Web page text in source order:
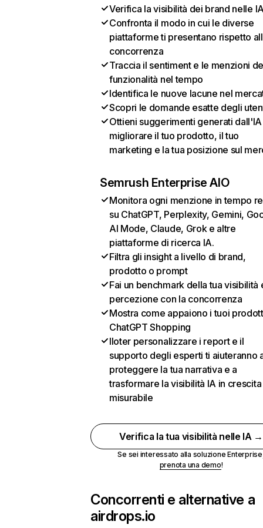
Verifica la visibilità dei brand nelle
Confronta il modo in cui le diverse
piattaforme ti presentano rispetto
concorrenza
Traccia il sentiment e le menzioni
funzionalità nel tempo
Identifica le nuove lacune nel
Scopri le domande esatte degli
Ottieni suggerimenti generati
migliorare il tuo prodotto, il tuo
marketing e la tua posizione sul
Semrush Enterprise AIO
Monitora ogni menzione in tempo
su ChatGPT, Perplexity, Gemini,
AI Mode, Claude, Grok e altre
piattaforme di ricerca IA.
Filtra gli insight a livello di brand,
prodotto o prompt
Fai un benchmark della tua visibilità
percezione con la concorrenza
Mostra come appaiono i tuoi
ChatGPT Shopping
Iloter personalizzare i report e il
supporto degli esperti ti aiuteranno
proteggere la tua narrativa e a
trasformare la visibilità IA in crescita
misurabile
Verifica la tua visibilità nelle IA →
Se sei interessato alla soluzione
prenota una demo!
Concorrenti e alternative a
airdrops.io